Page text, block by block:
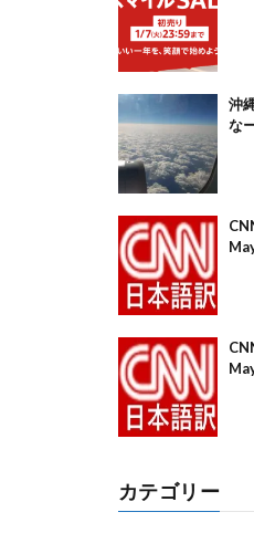
沖
な
カテゴリー